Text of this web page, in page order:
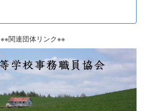
※※関連団体リンク※※